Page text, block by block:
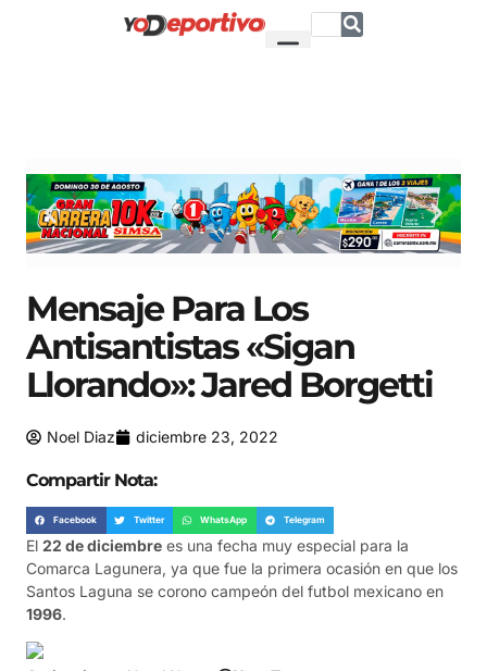
Mensaje Para Los
Antisantistas «Sigan
Llorando»: Jared Borgetti
Noel Diaz diciembre 23, 2022
Compartir Nota:
Facebook Twitter WhatsApp Telegram
El 22 de diciembre es una fecha muy especial para la
Comarca Lagunera, ya que fue la primera ocasión en que los
Santos Laguna se corono campeón del futbol mexicano en
1996.